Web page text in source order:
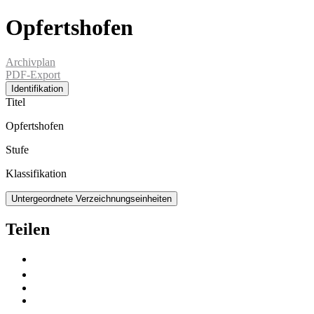
Opfertshofen
Archivplan
PDF-Export
Identifikation
Titel
Opfertshofen
Stufe
Klassifikation
Untergeordnete Verzeichnungseinheiten
Teilen